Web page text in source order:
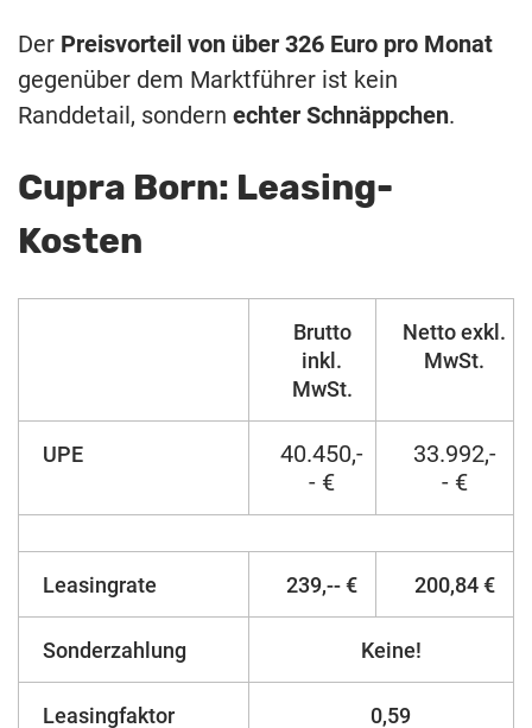
Der Preisvorteil von über 326 Euro pro Monat
gegenüber dem Marktführer ist kein
Randdetail, sondern echter Schnäppchen.
Cupra Born: Leasing-
Kosten
Brutto
inkl.
MwSt.
Netto exkl.
MwSt.
UPE
40.450,-
- €
33.992,-
- €
Leasingrate 239,-- € 200,84 €
Sonderzahlung Keine!
Leasingfaktor 0,59